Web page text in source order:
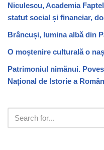
Niculescu, Academia
statut social și financiar,
Brâncuși, lumina albă din
O moștenire culturală o
Patrimoniul nimănui.
Național de Istorie a